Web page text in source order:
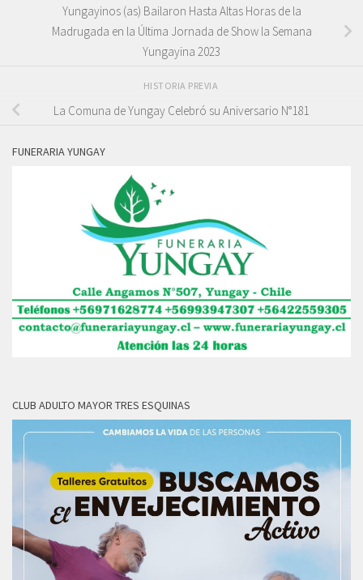
Yungayinos (as) Bailaron Hasta Altas Horas de la
Madrugada en la Última Jornada de Show la Semana
Yungayina 2023
HISTORIA PREVIA
La Comuna de Yungay Celebró su Aniversario N°181
FUNERARIA YUNGAY
CLUB ADULTO MAYOR TRES ESQUINAS